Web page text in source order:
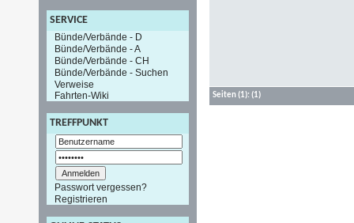
SERVICE
Bünde/Verbände - D
Bünde/Verbände - A
Bünde/Verbände - CH
Bünde/Verbände - Suchen
Verweise
Fahrten-Wiki
TREFFPUNKT
Passwort vergessen?
Registrieren
Seiten(1): (1)